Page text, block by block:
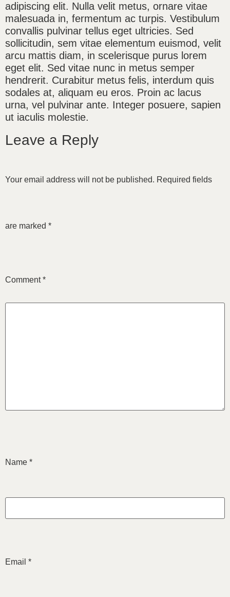
adipiscing elit. Nulla velit metus, ornare vitae
malesuada in, fermentum ac turpis. Vestibulum
convallis pulvinar tellus eget ultricies. Sed
sollicitudin, sem vitae elementum euismod, velit
arcu mattis diam, in scelerisque purus lorem
eget elit. Sed vitae nunc in metus semper
hendrerit. Curabitur metus felis, interdum quis
sodales at, aliquam eu eros. Proin ac lacus
urna, vel pulvinar ante. Integer posuere, sapien
ut iaculis molestie.
Leave a Reply
Your email address will not be published. Required fields
are marked *
Comment*
Name *
Email *